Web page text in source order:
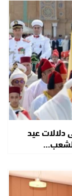
عيد